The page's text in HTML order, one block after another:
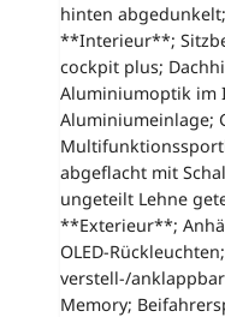
hinten
**Interieur**;
cockpit plus;
Aluminiumoptik im
Aluminiumeinlage;
abgeflacht mit
ungeteilt Lehne
**Exterieur**;
OLED-
verstell-/
Memory;